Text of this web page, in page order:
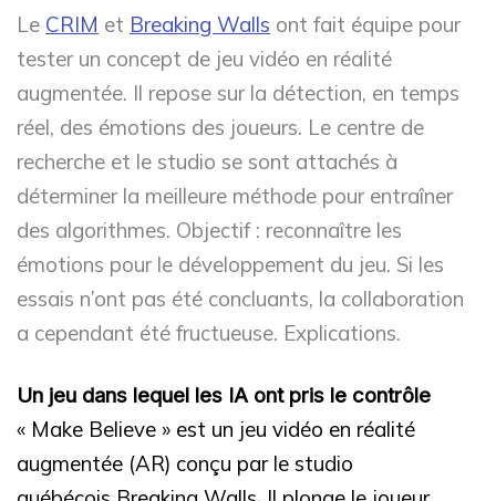
Le CRIM et Breaking Walls ont fait équipe pour
tester un concept de jeu vidéo en réalité
augmentée. Il repose sur la détection, en temps
réel, des émotions des joueurs. Le centre de
recherche et le studio se sont attachés à
déterminer la meilleure méthode pour entraîner
des algorithmes. Objectif : reconnaître les
émotions pour le développement du jeu. Si les
essais n’ont pas été concluants, la collaboration
a cependant été fructueuse. Explications.
Un jeu dans lequel les IA ont pris le contrôle
« Make Believe » est un jeu vidéo en réalité
augmentée (AR) conçu par le studio